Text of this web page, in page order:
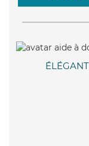
ÉLÉGANT